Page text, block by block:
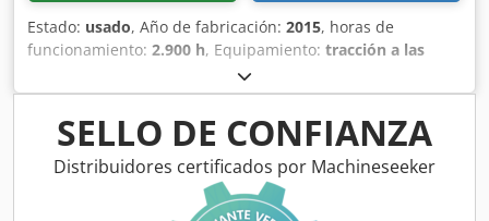
Estado: usado, Año de fabricación: 2015, horas de
funcionamiento: 2.900 h, Equipamiento: tracción a las
, MARCA: ATLAS WEYCOR TIPO: 75e S
CARGADORA DE GIRO AÑO: 2015 CE: SÍ HORAS DE
TRABAJO: 2900 NEUMÁTICOS/BASTIDOR: 70% POTENCIA:
54KW MOTOR: DEUTZ TD2.9 L04 PESO: 6300KG OPCIONES:
CAPACIDAD DE ELEVACIÓN 4.000KG CARGADORA DE GIRO
4X4 ACOPLADOR RÁPIDO HIDRÁULICO CUCHARA PALAS
ESTADO IMPECABLE Crodpfxsy Ui Ndj Afksf LISTA PARA
SELLO DE CONFIANZA
Distribuidores certificados por Machineseeker